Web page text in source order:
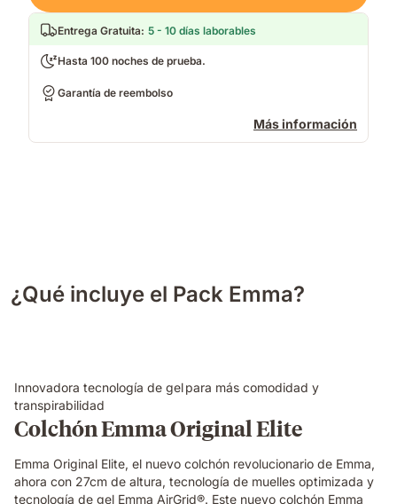
Entrega Gratuita: 5 - 10 días laborables
Hasta 100 noches de prueba.
Garantía de reembolso
Más información
¿Qué incluye el Pack Emma?
Innovadora tecnología de gel para más comodidad y
transpirabilidad
Colchón Emma Original Elite
Emma Original Elite, el nuevo colchón revolucionario de Emma,
ahora con 27cm de altura, tecnología de muelles optimizada y
tecnología de gel Emma AirGrid®. Este nuevo colchón Emma